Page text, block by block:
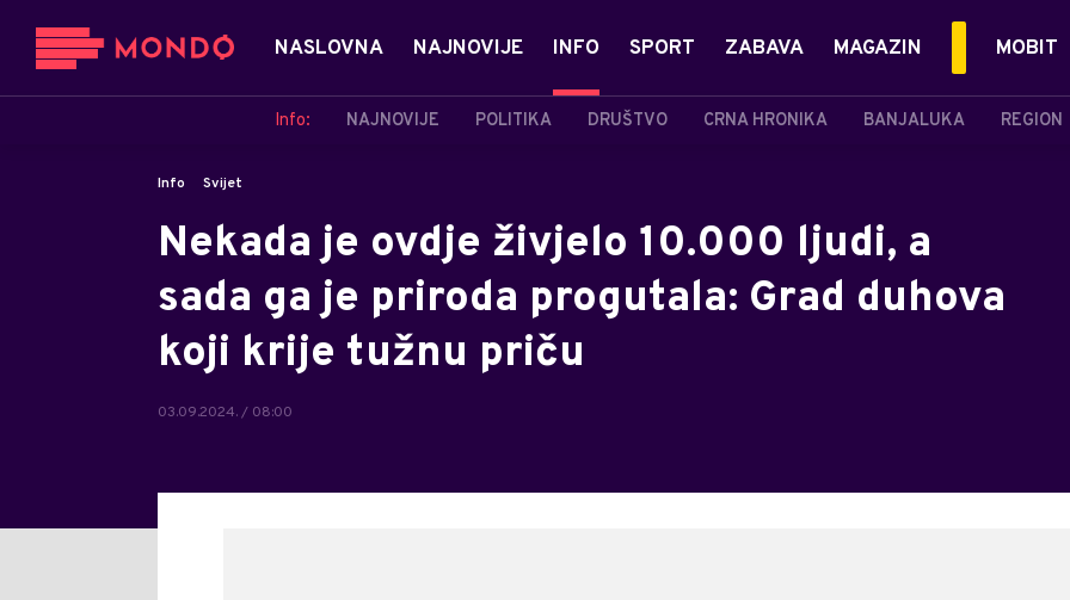
NASLOVNA NAJNOVIJE INFO
Info: NAJNOVIJE POLITIKA DRUŠTVO CRNA HRONIKA BANJALUKA REGION
SPORT ZABAVA MAGAZIN MOBIT
Info Svijet
Nekada je ovdje živjelo 10.000 ljudi, a
sada ga je priroda progutala: Grad duhova
koji krije tužnu priču
03.09.2024. / 08:00